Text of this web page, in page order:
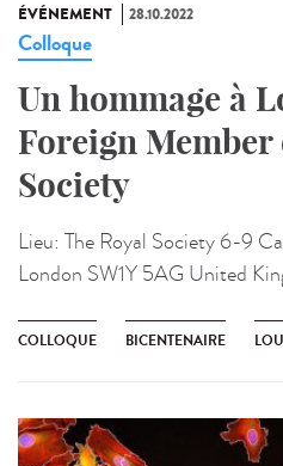
ÉVÉNEMENT 28.10.2022
Colloque
Un hommage à
Foreign Member
Society
Lieu: The Royal Society 6-9
London SW1Y 5AG United
COLLOQUE BICENTENAIRE